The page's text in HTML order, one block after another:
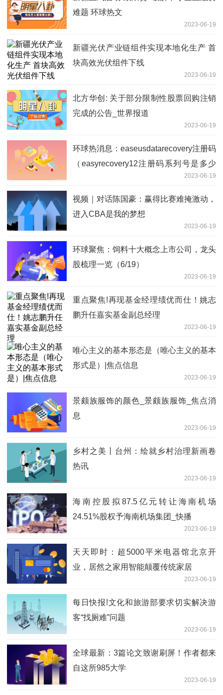
难题 环球热文
2023-06-19
新疆光伏产业链组件实现本地化生产 首
块高效光伏组件下线
2023-06-19
北方华创: 关于部分限制性股票回购注销
完成的公告_世界报道
2023-06-19
环球热消息：easeusdatarecovery注册码
（easyrecovery12注册码系列号是多少
2023-06-19
视频｜对话陈国豪：赢得比赛难掩激动，
进入CBA是我的梦想
2023-06-19
环球聚焦：饲料十大概念上市公司，龙头
股梳理一览（6/19）
2023-06-19
重点聚焦!再现基金经理绩优而仕！姚志
鹏升任嘉实基金副总经理
2023-06-19
唯心主义的基本形态是（唯心主义的基本
形式是）|焦点信息
2023-06-19
景颇族服饰的颜色_景颇族服饰_焦点消
息
2023-06-19
乡村之美丨台州：绘就乡村治理新画卷
热讯
2023-06-19
海南控股拟87.5亿元转让海南机场
24.51%股权予海南机场集团_快播
2023-06-19
天天即时：超5000平米电器馆北京开
业，居然之家用智能颠覆传统家居
2023-06-19
每日快报!文化和旅游部要求切实解决游
客“找厕难”问题
2023-06-19
全球最新：3篇论文致谢刷屏！作者都来
自这所985大学
2023-06-19